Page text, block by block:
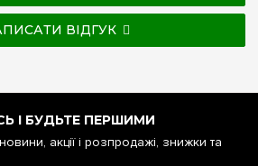
ВІДГУК
І БУДЬТЕ ПЕРШИМИ
акції і розпродажі, знижки та